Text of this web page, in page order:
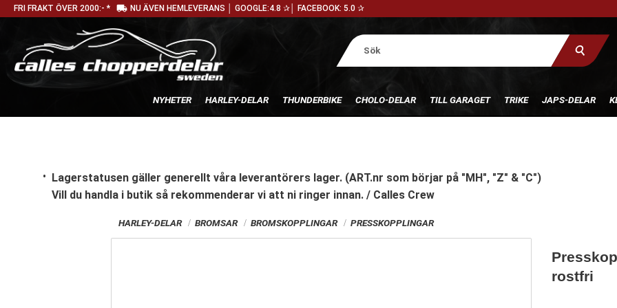
FRI FRAKT ÖVER 2000:- * local_shipping NU ÄVEN HEMLEVERANS │ GOOGLE:4.8 ✰│ FACEBOOK: 5.0 ✰
NYHETER HARLEY-DELAR THUNDERBIKE CHOLO-DELAR TILL GARAGET TRIKE JAPS-DELAR
Lagerstatusen gäller generellt våra leverantörers lager. (ART.nr som börjar på "MH", "Z" & "C")
Vill du handla i butik så rekommenderar vi att ni ringer innan. / Calles Crew
HARLEY-DELAR BROMSAR BROMSKOPPLINGAR PRESSKOPPLINGAR
rostfri